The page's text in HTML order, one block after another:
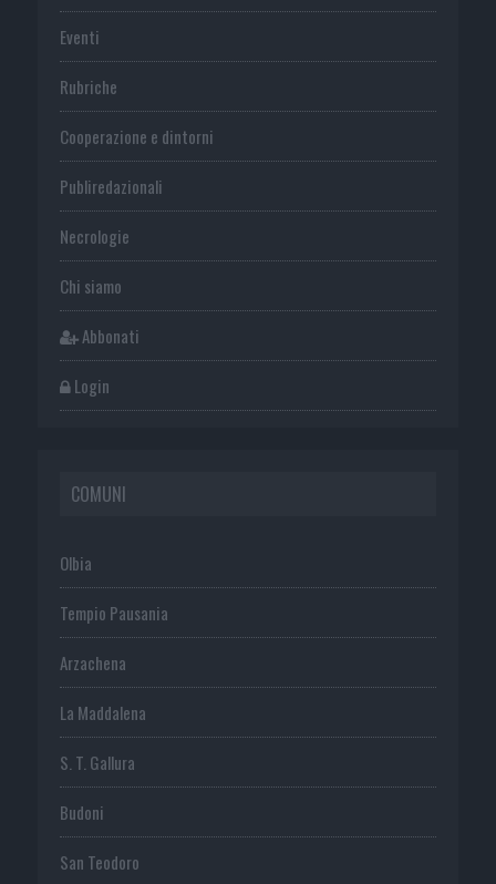
Eventi
Rubriche
Cooperazione e dintorni
Publiredazionali
Necrologie
Chi siamo
Abbonati
Login
COMUNI
Olbia
Tempio Pausania
Arzachena
La Maddalena
S. T. Gallura
Budoni
San Teodoro